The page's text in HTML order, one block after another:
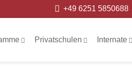
+49 6251 5850688
Privatschulen Internate